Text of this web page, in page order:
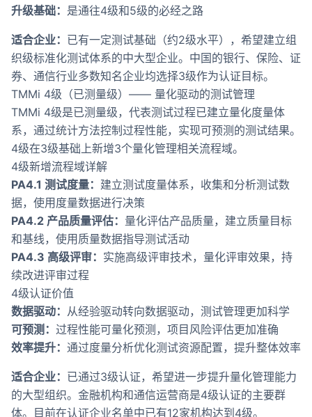
升级基础： 是通往4级和5级的必经之路
适合企业： 已有一定测试基础（约2级水平），希望建立组
织级标准化测试体系的中大型企业。中国的银行、保险、证
券、通信行业多数知名企业均选择3级作为认证目标。
TMMi 4级（已测量级）—— 量化驱动的测试管理
TMMi 4级是已测量级，代表测试过程已建立量化度量体
系，通过统计方法控制过程性能，实现可预测的测试结果。
4级在3级基础上新增3个量化管理相关流程域。
4级新增流程域详解
PA4.1 测试度量： 建立测试度量体系，收集和分析测试数
据，使用度量数据进行决策
PA4.2 产品质量评估： 量化评估产品质量，建立质量目标
和基线，使用质量数据指导测试活动
PA4.3 高级评审： 实施高级评审技术，量化评审效果，持
续改进评审过程
4级认证价值
数据驱动： 从经验驱动转向数据驱动，测试管理更加科学
可预测： 过程性能可量化预测，项目风险评估更加准确
效率提升： 通过度量分析优化测试资源配置，提升整体效率
适合企业： 已通过3级认证，希望进一步提升量化管理能力
的大型组织。金融机构和通信运营商是4级认证的主要群
体。目前在认证企业名单中已有12家机构达到4级。